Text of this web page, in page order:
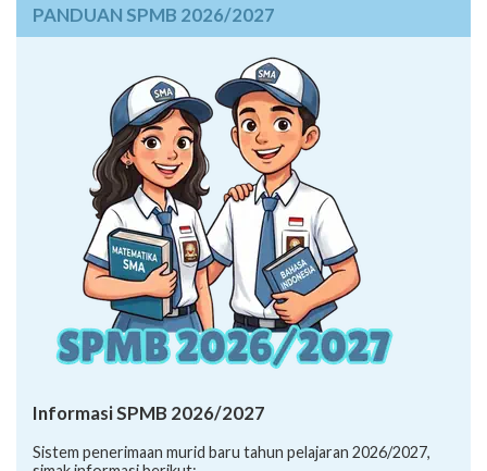
PANDUAN SPMB 2026/2027
Informasi SPMB 2026/2027
Sistem penerimaan murid baru tahun pelajaran 2026/2027,